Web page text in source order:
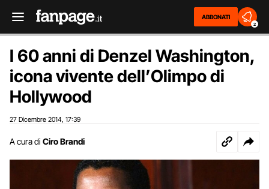
ABBONATI
2
I 60 anni di Denzel Washington,
icona vivente dell’Olimpo di
Hollywood
27 Dicembre 2014 17:39
A cura di Ciro Brandi